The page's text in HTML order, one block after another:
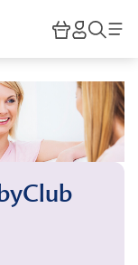
HiPP